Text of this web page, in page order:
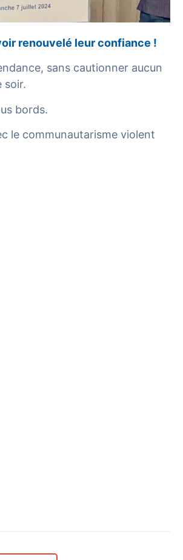
renouvelé leur confiance !
sans cautionner aucun
soir.
bords.
le communautarisme violent